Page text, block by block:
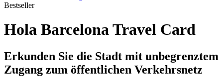
Bestseller
Hola Barcelona Travel Card
Erkunden Sie die Stadt mit unbegrenztem
Zugang zum öffentlichen Verkehrsnetz